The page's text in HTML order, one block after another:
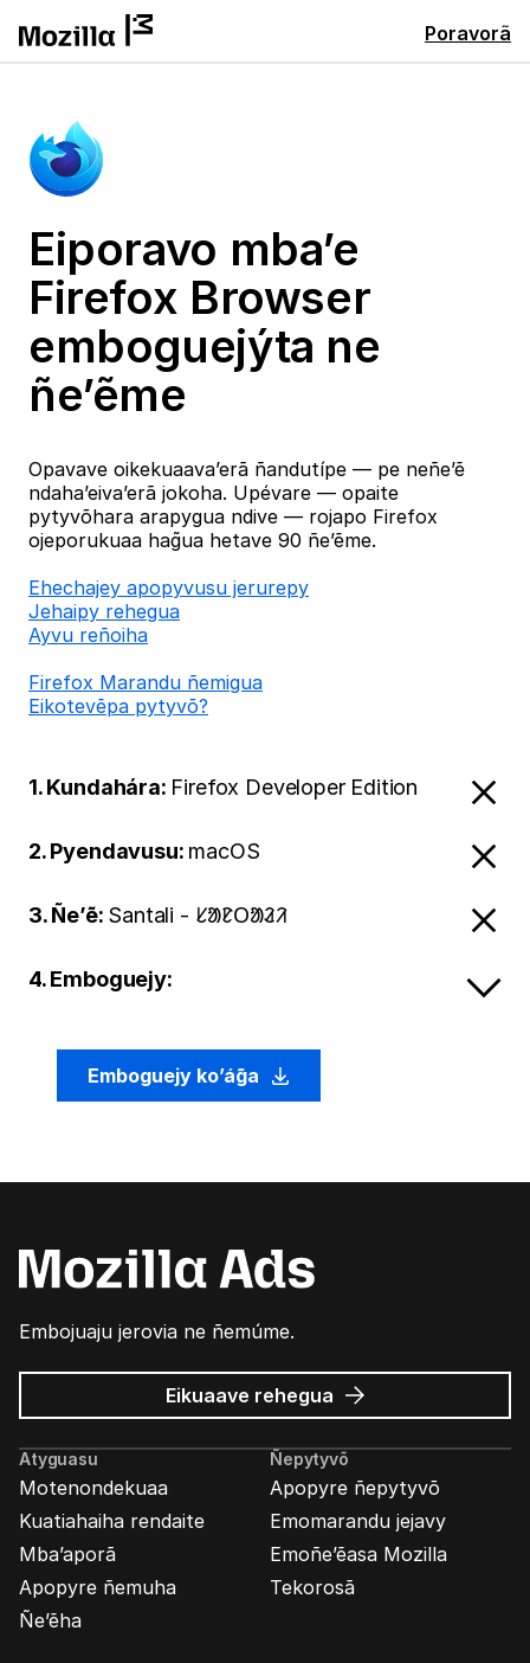
Poravorã
Eiporavo mba’e
Firefox Browser
emboguejýta ne
ñe’ẽme
Opavave oikekuaava’erã ñandutípe — pe neñe’ẽ
ndaha’eiva’erã jokoha. Upévare — opaite
pytyvõhara arapygua ndive — rojapo Firefox
ojeporukuaa hag̃ua hetave 90 ñe’ẽme.
Ehechajey apopyvusu jerurepy
Jehaipy rehegua
Ayvu reñoiha
Firefox Marandu ñemigua
Eikotevẽpa pytyvõ?
1. Kundahára: Firefox Developer Edition
2. Pyendavusu: macOS
3. Ñe’ẽ: Santali - ᱥᱟᱱᱛᱟᱲᱤ
4. Emboguejy:
Emboguejy ko’ág̃a
Embojuaju jerovia ne ñemúme.
Eikuaave Mozilla
marandu’i
rehegua
Atyguasu
Motenondekuaa
Kuatiahaiha rendaite
Mba’aporã
Apopyre ñemuha
Ñe’ẽha
Ñepytyvõ
Apopyre ñepytyvõ
Emomarandu jejavy
Emoñe’ẽasa Mozilla
Tekorosã